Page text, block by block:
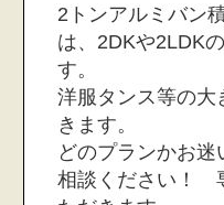
2トンアルミバン
は、2DKや2LDK
す。
洋服タンス等の大
きます。
どのプランかお
相談ください！